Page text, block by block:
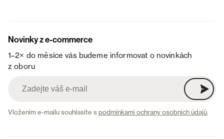
Novinky z e-commerce
1–2× do měsíce vás budeme informovat o novinkách
z oboru
Vložením e-mailu souhlasíte spodmínkami ochrany osobních údajů.